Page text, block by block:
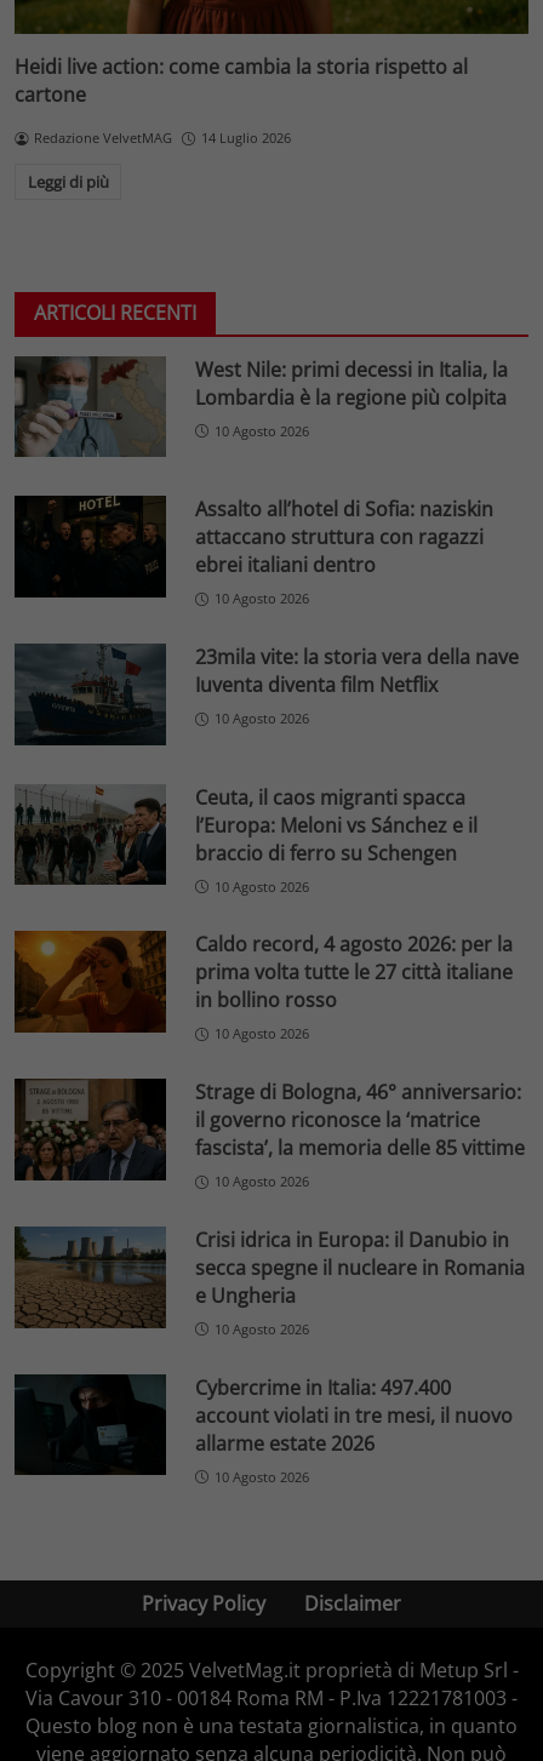
Heidi live action: come cambia la storia rispetto al
cartone
Redazione VelvetMAG 14 Luglio 2026
Leggi di più
ARTICOLI RECENTI
West Nile: primi decessi in Italia, la
Lombardia è la regione più colpita
10 Agosto 2026
Assalto all’hotel di Sofia: naziskin
attaccano struttura con ragazzi
ebrei italiani dentro
10 Agosto 2026
23mila vite: la storia vera della nave
Iuventa diventa film Netflix
10 Agosto 2026
Ceuta, il caos migranti spacca
l’Europa: Meloni vs Sánchez e il
braccio di ferro su Schengen
10 Agosto 2026
Caldo record, 4 agosto 2026: per la
prima volta tutte le 27 città italiane
in bollino rosso
10 Agosto 2026
Strage di Bologna, 46° anniversario:
il governo riconosce la ‘matrice
fascista’, la memoria delle 85 vittime
10 Agosto 2026
Crisi idrica in Europa: il Danubio in
secca spegne il nucleare in Romania
e Ungheria
10 Agosto 2026
Cybercrime in Italia: 497.400
account violati in tre mesi, il nuovo
allarme estate 2026
10 Agosto 2026
Privacy Policy Disclaimer
Copyright © 2025 VelvetMag.it proprietà di Metup Srl -
Via Cavour 310 - 00184 Roma RM - P.Iva 12221781003 -
Questo blog non è una testata giornalistica, in quanto
viene aggiornato senza alcuna periodicità. Non può